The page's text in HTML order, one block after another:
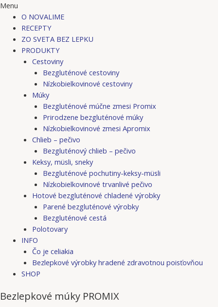
Menu
O NOVALIME
RECEPTY
ZO SVETA BEZ LEPKU
PRODUKTY
Cestoviny
Bezgluténové cestoviny
Nízkobielkovinové cestoviny
Múky
Bezgluténové múčne zmesi Promix
Prirodzene bezgluténové múky
Nízkobielkovinové zmesi Apromix
Chlieb – pečivo
Bezgluténový chlieb – pečivo
Keksy, müsli, sneky
Bezgluténové pochutiny-keksy-müsli
Nízkobielkovinové trvanlivé pečivo
Hotové bezgluténové chladené výrobky
Parené bezgluténové výrobky
Bezgluténové cestá
Polotovary
INFO
Čo je celiakia
Bezlepkové výrobky hradené zdravotnou poisťovňou
SHOP
Bezlepkové múky PROMIX